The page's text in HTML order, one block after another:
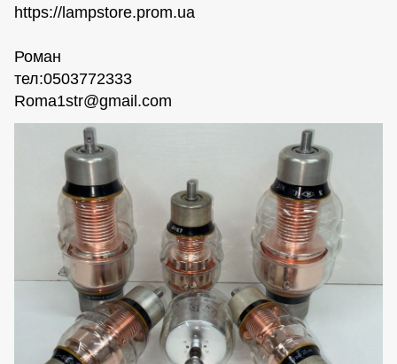
https://lampstore.prom.ua
Роман
тел:0503772333
Roma1str@gmail.com